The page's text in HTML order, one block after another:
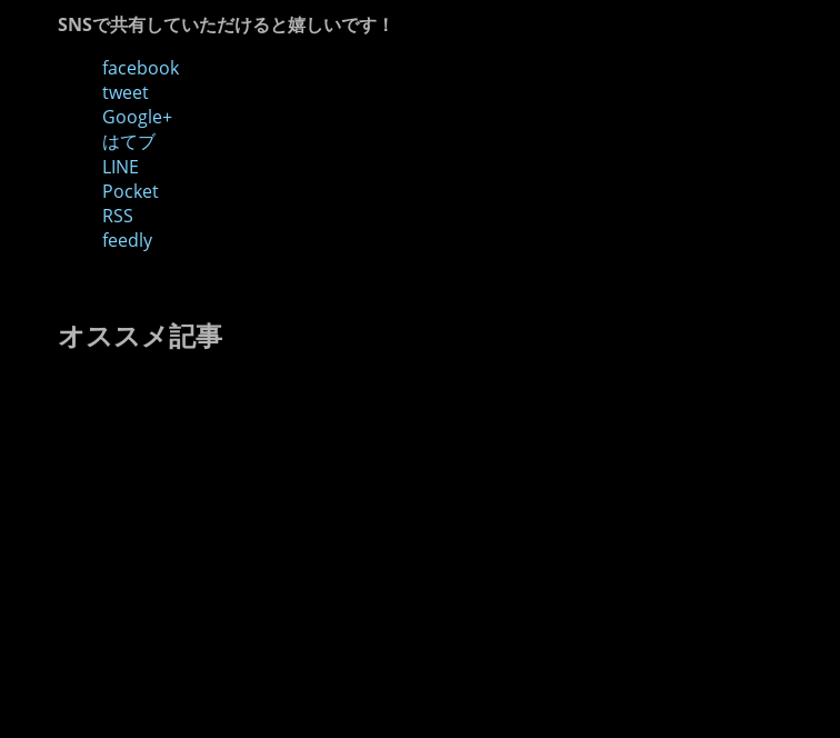
SNSで共有していただけると嬉しいです！
facebook
tweet
Google+
はてブ
LINE
Pocket
RSS
feedly
オススメ記事